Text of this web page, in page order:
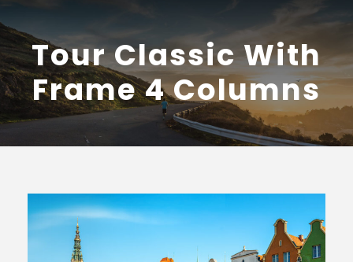
Tour Classic With
Frame 4 Columns